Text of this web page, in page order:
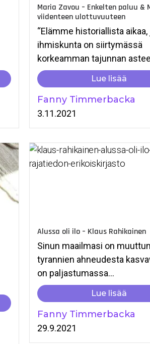
Maria Zavou – Enkelten paluu &
viidenteen ulottuvuuteen
“Elämme historiallista
ihmiskunta on siirtymässä
korkeamman tajunnan
Lue lisää
Fanny Timmerbacka
3.11.2021
Alussa oli ilo – Klaus Rahikainen
Sinun maailmasi on
tyrannien ahneudesta
on paljastumassa...
Lue lisää
Fanny Timmerbacka
29.9.2021